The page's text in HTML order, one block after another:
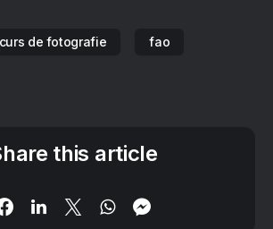
de fotografie fao
this article